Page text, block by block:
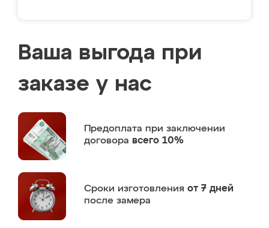
Ваша выгода при
заказе у нас
Предоплата при заключении
договора всего 10%
Сроки изготовления от 7 дней
после замера